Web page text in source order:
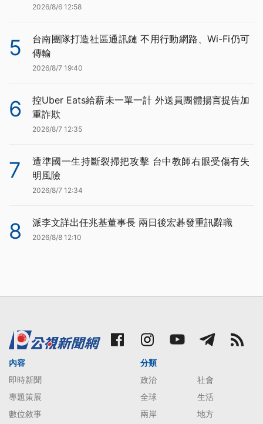
2026/8/6 12:58
5
台南團隊打造社區通訊鏈 不用行動網路、Wi-Fi仍可
傳輸
2026/8/7 19:40
6
控Uber Eats給薪未一單一計 外送員團體揚言提告加
重詐欺
2026/8/7 12:35
7
遭準國一生持斷裂掃把攻擊 台中教師右眼受傷有失
明風險
2026/8/7 12:34
8 派李文詳出任兆基董事長 兩日後宏碁發重訊辭職
2026/8/8 12:10
內容
即時新聞
專題策展
數位敘事
分類
政治
社會
全球
生活
兩岸
地方